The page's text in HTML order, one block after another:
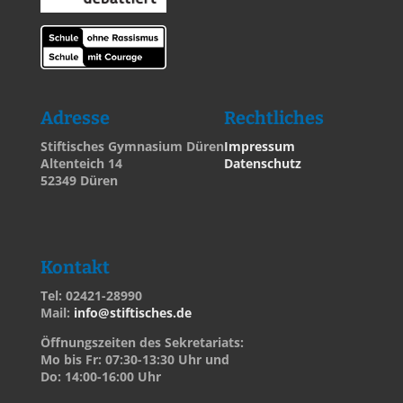
Adresse
Stiftisches Gymnasium Düren
Altenteich 14
52349 Düren
Rechtliches
Impressum
Datenschutz
Kontakt
Tel: 02421-28990
Mail: info@stiftisches.de
Öffnungszeiten des Sekretariats:
Mo bis Fr: 07:30-13:30 Uhr und
Do: 14:00-16:00 Uhr